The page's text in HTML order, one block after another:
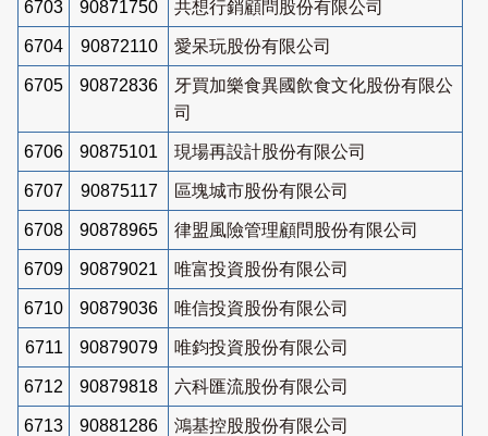
6703 90871750 共想行銷顧問股份有限公司
6704 90872110 愛呆玩股份有限公司
6705 90872836
牙買加樂食異國飲食文化股份有限公
司
6706 90875101 現場再設計股份有限公司
6707 90875117 區塊城市股份有限公司
6708 90878965 律盟風險管理顧問股份有限公司
6709 90879021 唯富投資股份有限公司
6710 90879036 唯信投資股份有限公司
6711 90879079 唯鈞投資股份有限公司
6712 90879818 六科匯流股份有限公司
6713 90881286 鴻基控股股份有限公司